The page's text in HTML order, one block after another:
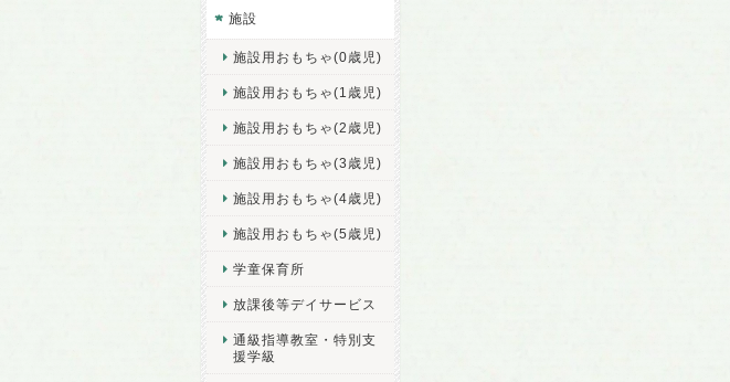
施設
施設用おもちゃ(0歳児)
施設用おもちゃ(1歳児)
施設用おもちゃ(2歳児)
施設用おもちゃ(3歳児)
施設用おもちゃ(4歳児)
施設用おもちゃ(5歳児)
学童保育所
放課後等デイサービス
通級指導教室・特別支
援学級